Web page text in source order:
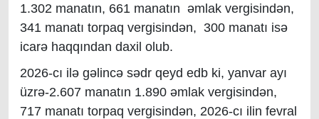
1.302 manatın, 661 manatın əmlak vergisindən,
341 manatı torpaq vergisindən, 300 manatı isə
icarə haqqından daxil olub.
2026-cı ilə gəlincə sədr qeyd edb ki, yanvar ayı
üzrə-2.607 manatın 1.890 əmlak vergisindən,
717 manatı torpaq vergisindən, 2026-cı ilin fevral